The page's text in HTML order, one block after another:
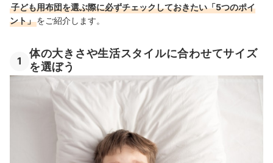
子ども用布団を選ぶ際に必ずチェックしておきたい「5つのポイ
ント」をご紹介します。
1
体の大きさや生活スタイルに合わせてサイズ
を選ぼう